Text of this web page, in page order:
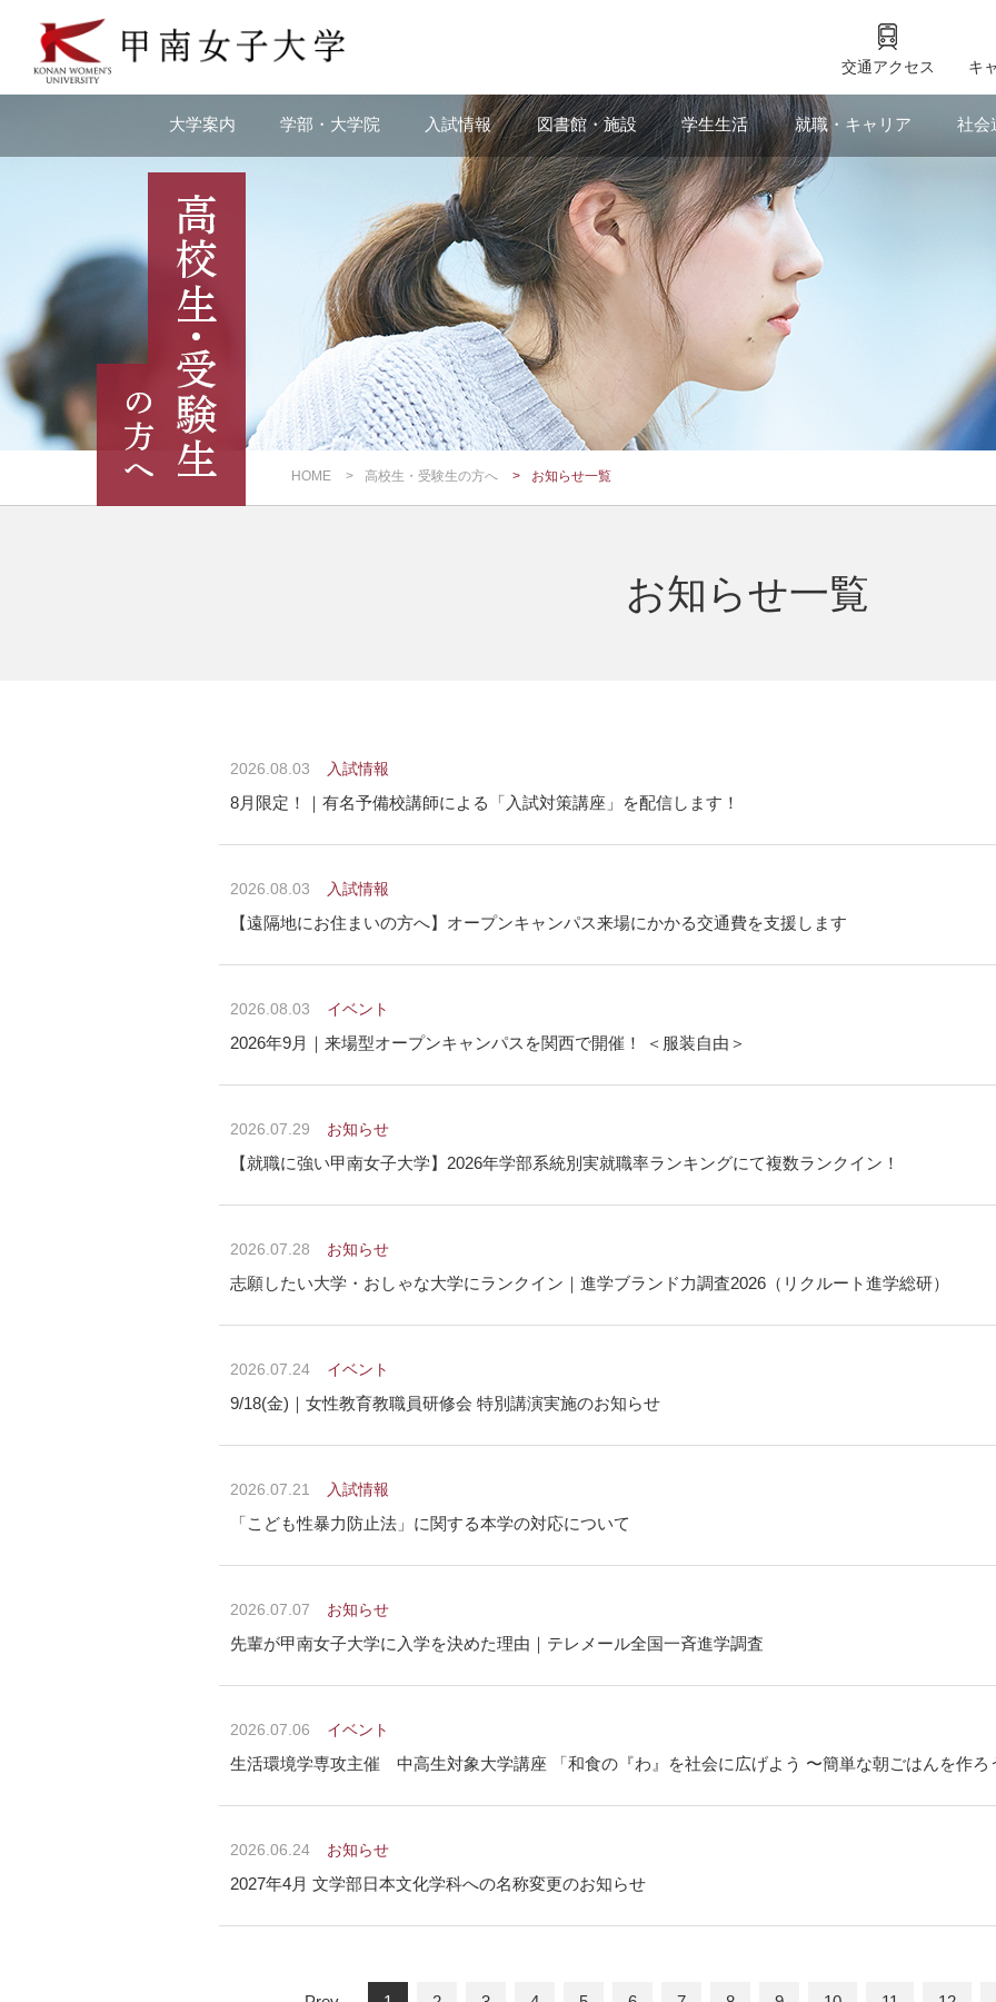
へ
の
リ
ン
交通アクセス キ
大学案内 学部・大学院 入試情報 図書館・施設 学生生活 就職・キャリア 社会
HOME 高校生・受験生の方へ お知らせ一覧
お知らせ一覧
2026.08.03 入試情報
8月限定！｜有名予備校講師による「入試対策講座」を配信します！
2026.08.03 入試情報
【遠隔地にお住まいの方へ】オープンキャンパス来場にかかる交通費を支援します
2026.08.03 イベント
2026年9月｜来場型オープンキャンパスを関西で開催！ ＜服装自由＞
2026.07.29 お知らせ
【就職に強い甲南女子大学】2026年学部系統別実就職率ランキングにて複数ランクイン！
2026.07.28 お知らせ
志願したい大学・おしゃな大学にランクイン｜進学ブランド力調査2026（リクルート進学総研）
2026.07.24 イベント
9/18(金)｜女性教育教職員研修会 特別講演実施のお知らせ
2026.07.21 入試情報
「こども性暴力防止法」に関する本学の対応について
2026.07.07 お知らせ
先輩が甲南女子大学に入学を決めた理由｜テレメール全国一斉進学調査
2026.07.06 イベント
生活環境学専攻主催 中高生対象大学講座 「和食の『わ』を社会に広げよう 〜簡単な朝ごはんを作ろ
2026.06.24 お知らせ
2027年4月 文学部日本文化学科への名称変更のお知らせ